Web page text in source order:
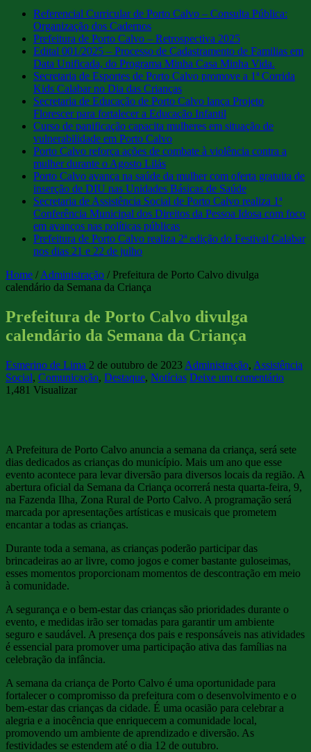
Referencial Curricular de Porto Calvo – Consulta Pública:
Organização dos Cadernos
Prefeitura de Porto Calvo – Retrospectiva 2025
Edital 001/2025 – Processo de Cadastramento de Familias em
Data Unificada, do Programa Minha Casa Minha Vida.
Secretaria de Esportes de Porto Calvo promove a 1ª Corrida
Kids Calabar no Dia das Crianças
Secretaria de Educação de Porto Calvo lança Projeto
Florescer para fortalecer a Educação Infantil
Curso de panificação capacita mulheres em situação de
vulnerabilidade em Porto Calvo
Porto Calvo reforça ações de combate à violência contra a
mulher durante o Agosto Lilás
Porto Calvo avança na saúde da mulher com oferta gratuita de
inserção de DIU nas Unidades Básicas de Saúde
Secretaria de Assistência Social de Porto Calvo realiza 1ª
Conferência Municipal dos Direitos da Pessoa Idosa com foco
em avanços nas políticas públicas
Prefeitura de Porto Calvo realiza 2ª edição do Festival Calabar
nos dias 21 e 22 de julho
Home / Administração / Prefeitura de Porto Calvo divulga
calendário da Semana da Criança
Prefeitura de Porto Calvo divulga
calendário da Semana da Criança
Esmerino de Lima 2 de outubro de 2023 Administração, Assistência
Social, Comunicação, Destaque, Notícias Deixe um comentário
1,481 Visualizar
A Prefeitura de Porto Calvo anuncia a semana da criança, será sete
dias dedicados as crianças do município. Mais um ano que esse
evento acontece para levar diversão para diversos locais da região. A
abertura oficial da Semana da Criança ocorrerá nesta quarta-feira, 9,
na Fazenda Ilha, Zona Rural de Porto Calvo. A programação será
marcada por apresentações artísticas e musicais que prometem
encantar a todas as crianças.
Durante toda a semana, as crianças poderão participar das
brincadeiras ao ar livre, como jogos e comer bastante guloseimas,
esses momentos proporcionam momentos de descontração em meio
à comunidade.
A segurança e o bem-estar das crianças são prioridades durante o
evento, e medidas irão ser tomadas para garantir um ambiente
seguro e saudável. A presença dos pais e responsáveis ​​nas atividades
é essencial para promover uma participação ativa das famílias na
celebração da infância.
A semana da criança de Porto Calvo é uma oportunidade para
fortalecer o compromisso da prefeitura com o desenvolvimento e o
bem-estar das crianças da cidade. É uma ocasião para celebrar a
alegria e a inocência que enriquecem a comunidade local,
promovendo um ambiente de aprendizado e diversão. As
festividades se estendem até o dia 12 de outubro.